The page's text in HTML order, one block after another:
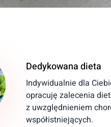
Dedykowana dieta
Indywidualnie dla
opracuję zalecenia
z uwzględnieniem
współistniejących.